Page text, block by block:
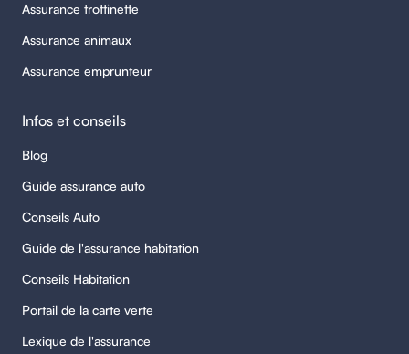
Assurance trottinette
Assurance animaux
Assurance emprunteur
Infos et conseils
Blog
Guide assurance auto
Conseils Auto
Guide de l'assurance habitation
Conseils Habitation
Portail de la carte verte
Lexique de l'assurance